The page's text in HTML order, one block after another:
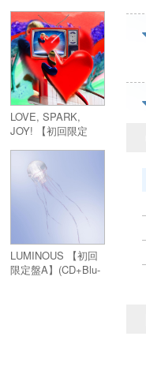
LOVE, SPARK,
JOY! 【初回限定
LUMINOUS 【初回
限定盤A】(CD+Blu-